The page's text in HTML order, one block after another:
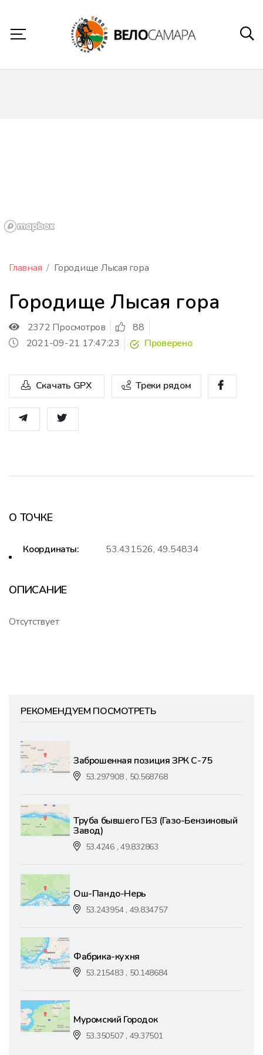
Главная Городище Лысая гора
Городище Лысая гора
2372 Просмотров
88
2021-09-21 17:47:23
Проверено
Скачать GPX Треки рядом
О ТОЧКЕ
Координаты: 53.431526, 49.54834
ОПИСАНИЕ
Отсутствует
РЕКОМЕНДУЕМ ПОСМОТРЕТЬ
Заброшенная позиция ЗРК С-75
53.297908 , 50.568768
Труба бывшего ГБЗ (Газо-Бензиновый
Завод)
53.4246 , 49.832863
Ош-Пандо-Нерь
53.243954 , 49.834757
Фабрика-кухня
53.215483 , 50.148684
Муромский Городок
53.350507 , 49.37501